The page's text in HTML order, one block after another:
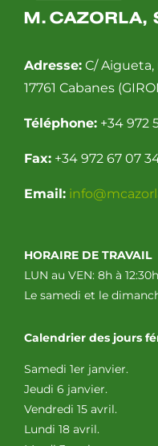
Adresse:C/ Aigueta,
17761 Cabanes
Téléphone:+34 972
Fax:+34 972 67 07
Email:
HORAIRE DE TRAVAIL
LUN au VEN: 8h à
Le samedi et le
Calendrier des jours
Samedi 1er janvier.
Jeudi 6 janvier.
Vendredi 15 avril.
Lundi 18 avril.